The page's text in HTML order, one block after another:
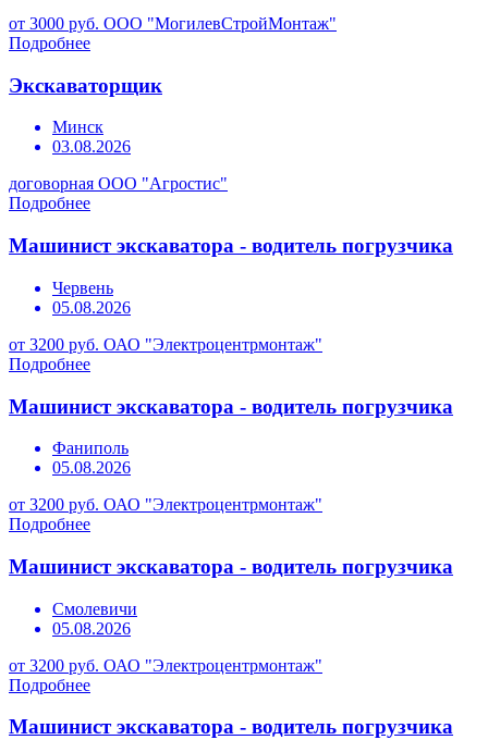
от 3000 руб. ООО "МогилевСтройМонтаж"
Подробнее
Экскаваторщик
Минск
03.08.2026
договорная ООО "Агростис"
Подробнее
Машинист экскаватора - водитель погрузчика
Червень
05.08.2026
от 3200 руб. ОАО "Электроцентрмонтаж"
Подробнее
Машинист экскаватора - водитель погрузчика
Фаниполь
05.08.2026
от 3200 руб. ОАО "Электроцентрмонтаж"
Подробнее
Машинист экскаватора - водитель погрузчика
Смолевичи
05.08.2026
от 3200 руб. ОАО "Электроцентрмонтаж"
Подробнее
Машинист экскаватора - водитель погрузчика